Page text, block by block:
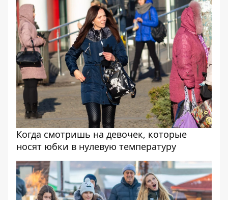
Когда смотришь на девочек, которые
носят юбки в нулевую температуру